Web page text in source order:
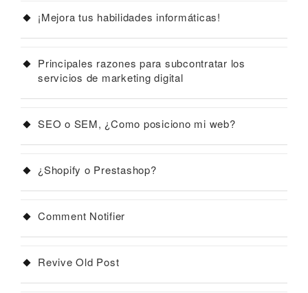
¡Mejora tus habilidades informáticas!
Principales razones para subcontratar los
servicios de marketing digital
SEO o SEM, ¿Como posiciono mi web?
¿Shopify o Prestashop?
Comment Notifier
Revive Old Post